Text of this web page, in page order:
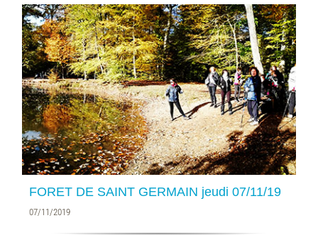
FORET DE SAINT GERMAIN jeudi 07/11/19
07/11/2019